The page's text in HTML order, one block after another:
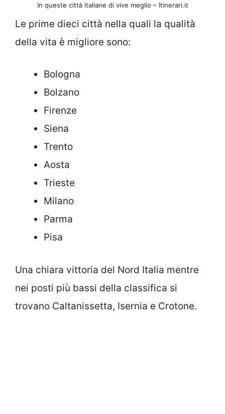
In queste città italiane di vive meglio – Itinerari.it
Le prime dieci città nella quali la qualità
della vita è migliore sono:
Bologna
Bolzano
Firenze
Siena
Trento
Aosta
Trieste
Milano
Parma
Pisa
Una chiara vittoria del Nord Italia mentre
nei posti più bassi della classifica si
trovano Caltanissetta, Isernia e Crotone.